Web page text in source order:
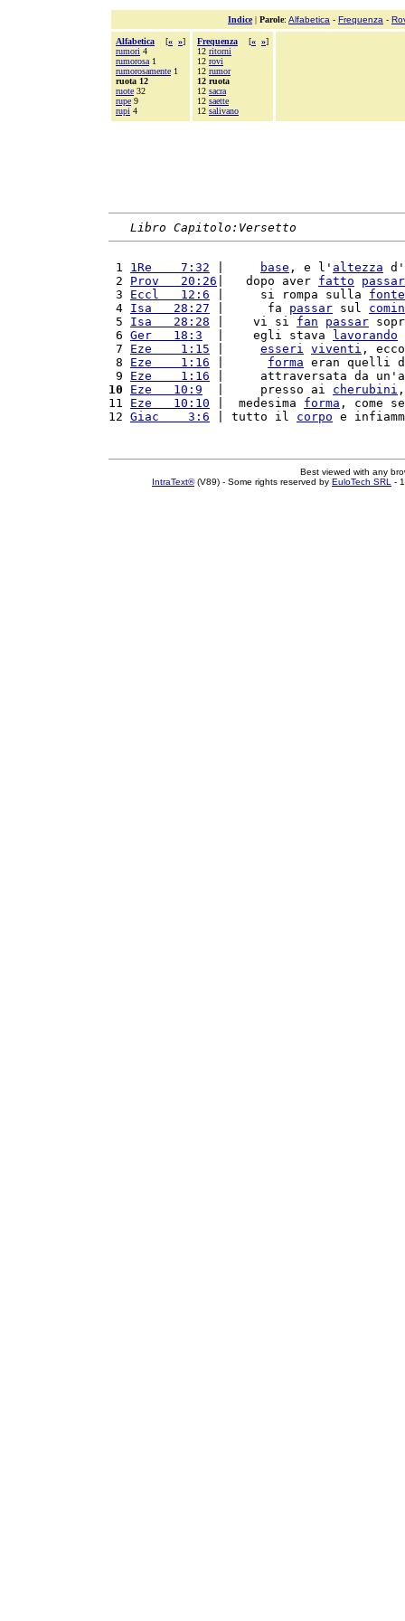
Indice| Parole: Alfabetica - Frequenza -
Alfabetica [« »]
rumori 4
rumorosa 1
rumorosamente 1
ruota 12
ruote 32
rupe 9
rupi 4
Frequenza [« »]
12 ritorni
12 rovi
12 rumor
12 ruota
12 sacra
12 saette
12 salivano
Libro Capitolo:Versetto
1 1Re    7:32 base , e l' altezza
2 Prov   20:26 |   dopo aver fatto
3 Eccl   12:6 |     si rompa sulla fonte
4 Isa   28:27 |      fa passar sul
5 Isa   28:28 |    vi si fan passar
6 Ger   18:3
  |    egli stava
lavorando
7 Eze    1:15 esseri viventi ,
8 Eze    1:16 forma eran quelli
9 Eze    1:16 |     attraversata da
10
Eze   10:9
  |     presso ai
cherubini
11 Eze   10:10 |  medesima forma , come
12 Giac    3:6 | tutto il corpo e
Best viewed with any
IntraText®(V89) - Some rights reserved by EuloTech SRL -